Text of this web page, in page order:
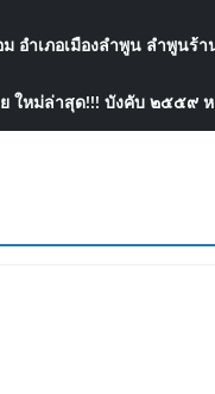
อำเภอเมืองลำพูน ลำพูน
ใหม่ล่าสุด!!! บังคับ ๒๕๕๙